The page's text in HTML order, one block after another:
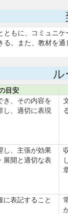
もに、コミュニ
。また、教材を
目安
き、その内容を
し、適切に表現
し、主張が効果
展開と適切な表
表記すること